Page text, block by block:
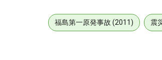
福島第一原発事故 (2011) 震